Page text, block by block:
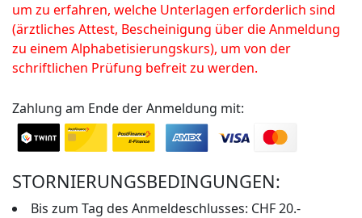
um zu erfahren, welche Unterlagen erforderlich sind
(ärztliches Attest, Bescheinigung über die Anmeldung
zu einem Alphabetisierungskurs), um von der
schriftlichen Prüfung befreit zu werden.
Zahlung am Ende der Anmeldung mit:
STORNIERUNGSBEDINGUNGEN:
Bis zum Tag des Anmeldeschlusses: CHF 20.-